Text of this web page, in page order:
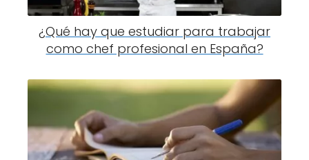
¿Qué hay que estudiar para trabajar
como chef profesional en España?